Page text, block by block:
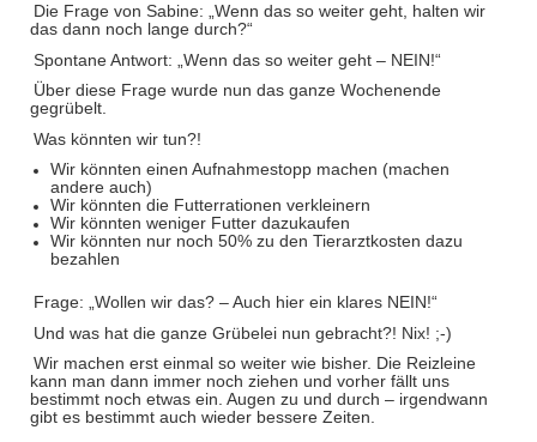
Die Frage von Sabine: „Wenn das so weiter geht, halten wir
das dann noch lange durch?“
Spontane Antwort: „Wenn das so weiter geht – NEIN!“
Über diese Frage wurde nun das ganze Wochenende
gegrübelt.
Was könnten wir tun?!
Wir könnten einen Aufnahmestopp machen (machen
andere auch)
Wir könnten die Futterrationen verkleinern
Wir könnten weniger Futter dazukaufen
Wir könnten nur noch 50% zu den Tierarztkosten dazu
bezahlen
Frage: „Wollen wir das? – Auch hier ein klares NEIN!“
Und was hat die ganze Grübelei nun gebracht?! Nix! ;-)
Wir machen erst einmal so weiter wie bisher. Die Reizleine
kann man dann immer noch ziehen und vorher fällt uns
bestimmt noch etwas ein. Augen zu und durch – irgendwann
gibt es bestimmt auch wieder bessere Zeiten.